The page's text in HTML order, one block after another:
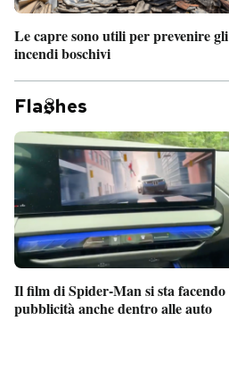
Le capre sono utili per prevenire gli
incendi boschivi
Fla hes
Il film di Spider-Man si sta facendo
pubblicità anche dentro alle auto